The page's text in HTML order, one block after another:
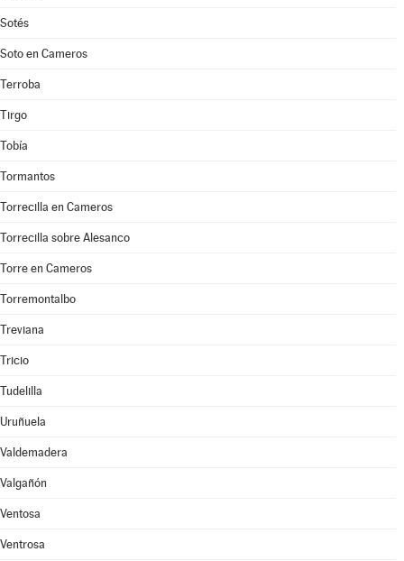
Sotés
Soto en Cameros
Terroba
Tirgo
Tobía
Tormantos
Torrecilla en Cameros
Torrecilla sobre Alesanco
Torre en Cameros
Torremontalbo
Treviana
Tricio
Tudelilla
Uruñuela
Valdemadera
Valgañón
Ventosa
Ventrosa